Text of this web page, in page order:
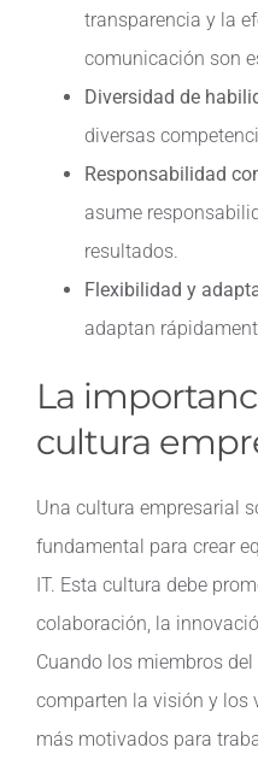
transparencia y la
comunicación son
Diversidad de
diversas
Responsabilidad
asume
resultados.
Flexibilidad y
adaptan
La
cultura
Una cultura empresarial
fundamental para crear
IT. Esta cultura debe
colaboración, la
Cuando los miembros
comparten la visión y los
más motivados para